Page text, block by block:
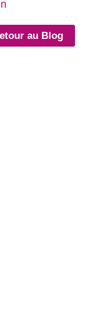
au Blog